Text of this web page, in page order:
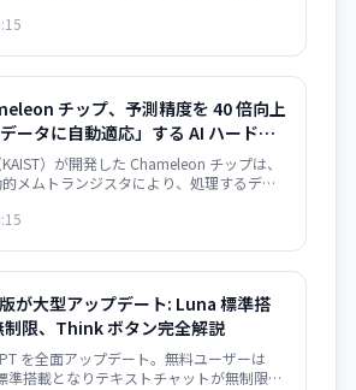
空宇宙・電子部品分野での新材料開発が
チップ、予測精度を 40 倍向上
ータに自動適応」する AI ハードウ
へ
）が開発した Chameleon チップは、
メムトランジスタにより、処理するデー
で量産化が可能。ウェアラブル・自動運
が大型アップデート: Luna 標準搭
制限、Think ボタン完全解説
を全面アップデート。無料ユーザーは
準搭載となりテキストチャットが無制限